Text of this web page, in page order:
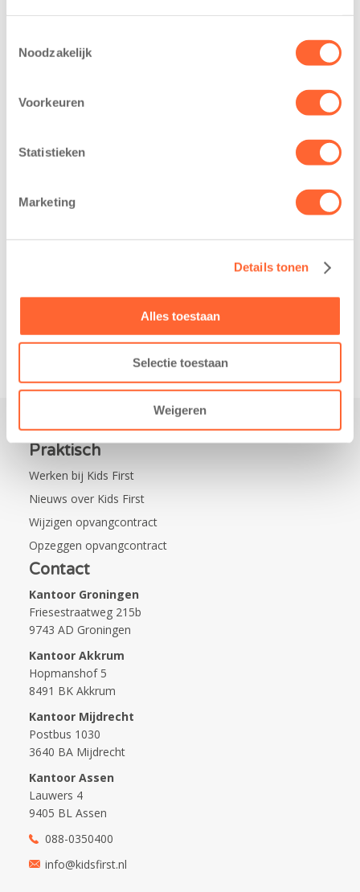
Noodzakelijk
Voorkeuren
Statistieken
Marketing
Details tonen
Alles toestaan
Selectie toestaan
Weigeren
Mini 4 Mijl
7 augustus 2026
2026 – Kinderen
Eelde trainden
voor de Kids First
kregen een…
wijk Wiarda in
realisatie van een
de wijk Wiarda in
Leeuwarden Zuid.
Na…
Praktisch
Werken bij Kids First
Nieuws over Kids First
Wijzigen opvangcontract
Opzeggen opvangcontract
Contact
Kantoor Groningen
Friesestraatweg 215b
9743 AD Groningen
Kantoor Akkrum
Hopmanshof 5
8491 BK Akkrum
Kantoor Mijdrecht
Postbus 1030
3640 BA Mijdrecht
Kantoor Assen
Lauwers 4
9405 BL Assen
088-0350400
info@kidsfirst.nl